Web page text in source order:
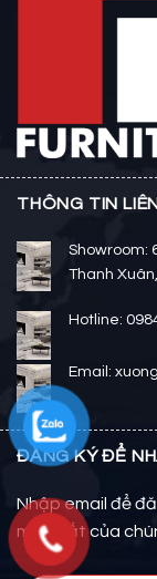
THÔNG TIN
Showroom:
Thanh
Hotline:
Email:
ĐĂNG KÝ ĐỂ
Nhập email để
mới nhất của